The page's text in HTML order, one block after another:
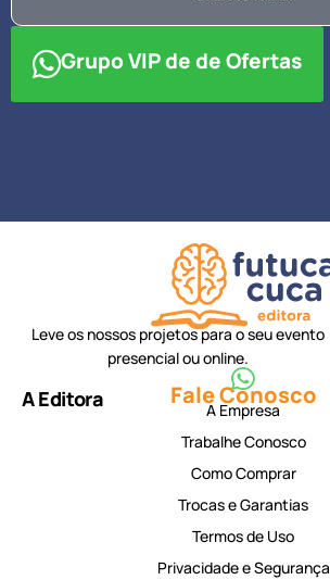
Grupo VIP de de Ofertas
Leve os nossos projetos para o seu evento
presencial ou online.
Fale Conosco
A Editora
A Empresa
Trabalhe Conosco
Como Comprar
Trocas e Garantias
Termos de Uso
Privacidade e Segurança